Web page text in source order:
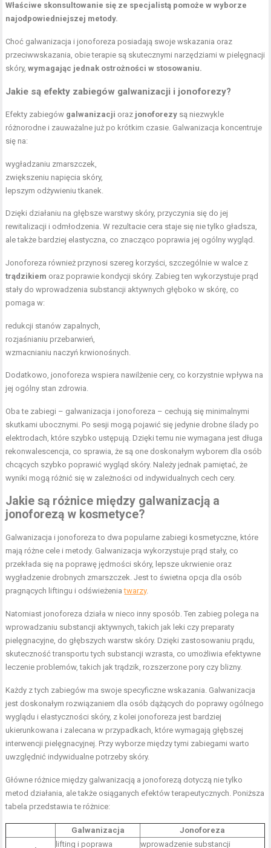
Właściwe skonsultowanie się ze specjalistą pomoże w wyborze
najodpowiedniejszej metody.
Choć galwanizacja i jonoforeza posiadają swoje wskazania oraz
przeciwwskazania, obie terapie są skutecznymi narzędziami w pielęgnacji
skóry,wymagając jednak ostrożności w stosowaniu.
Jakie są efekty zabiegów galwanizacji i jonoforezy?
Efekty zabiegów galwanizacji oraz jonoforezy są niezwykle
różnorodne i zauważalne już po krótkim czasie. Galwanizacja koncentruje
się na:
wygładzaniu zmarszczek,
zwiększeniu napięcia skóry,
lepszym odżywieniu tkanek.
Dzięki działaniu na głębsze warstwy skóry, przyczynia się do jej
rewitalizacji i odmłodzenia. W rezultacie cera staje się nie tylko gładsza,
ale także bardziej elastyczna, co znacząco poprawia jej ogólny wygląd.
Jonoforeza również przynosi szereg korzyści, szczególnie w walce z
trądzikiem oraz poprawie kondycji skóry. Zabieg ten wykorzystuje prąd
stały do wprowadzenia substancji aktywnych głęboko w skórę, co
pomaga w:
redukcji stanów zapalnych,
rozjaśnianiu przebarwień,
wzmacnianiu naczyń krwionośnych.
Dodatkowo, jonoforeza wspiera nawilżenie cery, co korzystnie wpływa na
jej ogólny stan zdrowia.
Oba te zabiegi – galwanizacja i jonoforeza – cechują się minimalnymi
skutkami ubocznymi. Po sesji mogą pojawić się jedynie drobne ślady po
elektrodach, które szybko ustępują. Dzięki temu nie wymagana jest długa
rekonwalescencja, co sprawia, że są one doskonałym wyborem dla osób
chcących szybko poprawić wygląd skóry. Należy jednak pamiętać, że
wyniki mogą różnić się w zależności od indywidualnych cech cery.
Jakie są różnice między galwanizacją a
jonoforezą w kosmetyce?
Galwanizacja i jonoforeza to dwa popularne zabiegi kosmetyczne, które
mają różne cele i metody. Galwanizacja wykorzystuje prąd stały, co
przekłada się na poprawę jędrności skóry, lepsze ukrwienie oraz
wygładzenie drobnych zmarszczek. Jest to świetna opcja dla osób
pragnących liftingu i odświeżeniatwarzy.
Natomiast jonoforeza działa w nieco inny sposób. Ten zabieg polega na
wprowadzaniu substancji aktywnych, takich jak leki czy preparaty
pielęgnacyjne, do głębszych warstw skóry. Dzięki zastosowaniu prądu,
skuteczność transportu tych substancji wzrasta, co umożliwia efektywne
leczenie problemów, takich jak trądzik, rozszerzone pory czy blizny.
Każdy z tych zabiegów ma swoje specyficzne wskazania. Galwanizacja
jest doskonałym rozwiązaniem dla osób dążących do poprawy ogólnego
wyglądu i elastyczności skóry, z kolei jonoforeza jest bardziej
ukierunkowana i zalecana w przypadkach, które wymagają głębszej
interwencji pielęgnacyjnej. Przy wyborze między tymi zabiegami warto
uwzględnić indywidualne potrzeby skóry.
Główne różnice między galwanizacją a jonoforezą dotyczą nie tylko
metod działania, ale także osiąganych efektów terapeutycznych. Poniższa
tabela przedstawia te różnice:
Galwanizacja Jonoforeza
lifting i poprawa wprowadzenie substancji